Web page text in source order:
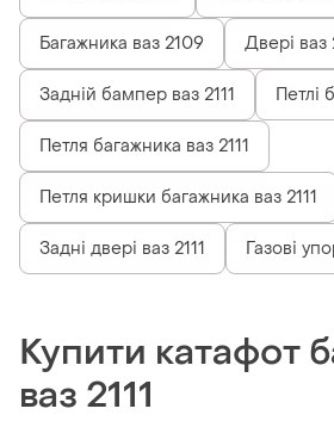
Багажника ваз 2109 Двері ваз
Задній бампер ваз 2111 Петлі
Петля багажника ваз 2111
Петля кришки багажника ваз 2111
Задні двері ваз 2111 Газові
Купити катафот
ваз 2111